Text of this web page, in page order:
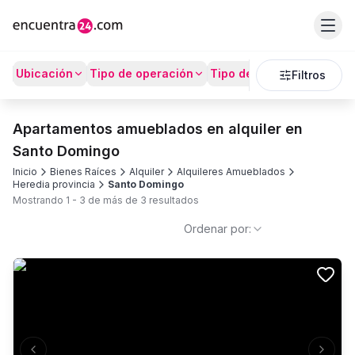
Ubicación Tipo de operación Tipo de Propiedad
Filtros
Apartamentos amueblados en alquiler en
Santo Domingo
Inicio Bienes Raíces Alquiler
Alquileres Amueblados
Heredia provincia
Santo Domingo
Mostrando 1 - 3 de más de 3 resultados
Ordenar por: